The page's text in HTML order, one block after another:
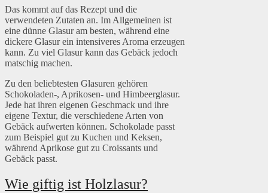
Das kommt auf das Rezept und die
verwendeten Zutaten an. Im Allgemeinen ist
eine dünne Glasur am besten, während eine
dickere Glasur ein intensiveres Aroma erzeugen
kann. Zu viel Glasur kann das Gebäck jedoch
matschig machen.
Zu den beliebtesten Glasuren gehören
Schokoladen-, Aprikosen- und Himbeerglasur.
Jede hat ihren eigenen Geschmack und ihre
eigene Textur, die verschiedene Arten von
Gebäck aufwerten können. Schokolade passt
zum Beispiel gut zu Kuchen und Keksen,
während Aprikose gut zu Croissants und
Gebäck passt.
Wie giftig ist Holzlasur?